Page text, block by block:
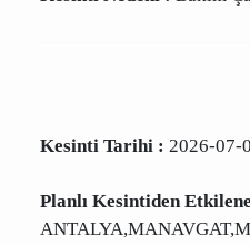
Planlı Kesintiden